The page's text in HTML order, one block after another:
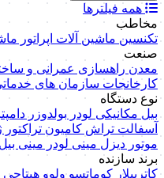
همه فیلترها
مخاطب
تکنسین ماشین آلات اپراتور
صنعت
معدن راهسازی عمرانی و
کارخانجات سازمان های
نوع دستگاه
بیل مکانیکی لودر بولدوزر
آسفالت تراش کامیون تراکتور
موتور دیزل مینی لودر مینی بیل
برند سازنده
کاترپیلار کوماتسوولوو هیتاچی